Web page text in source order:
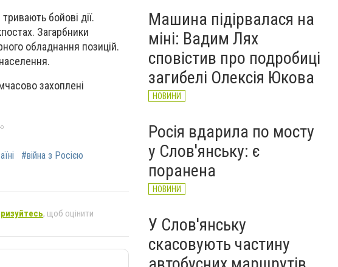
тривають бойові дії.
Загарбники
обладнання позицій.
захоплені
#війна з Росією
, щоб оцінити
Машина підірвалася на
міні: Вадим Лях
сповістив про подробиці
загибелі Олексія Юкова
НОВИНИ
Росія вдарила по мосту
у Слов'янську: є
поранена
НОВИНИ
У Слов'янську
скасовують частину